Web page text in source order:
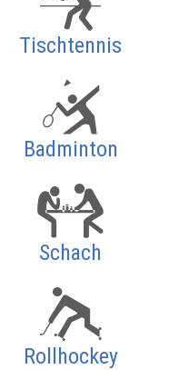
Tischtennis
Badminton
Schach
Rollhockey